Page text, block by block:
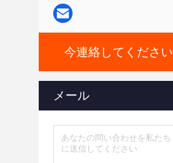
今連絡してください
メール